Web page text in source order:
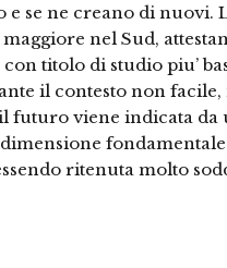
e se ne creano di nuovi.
nel Sud,
titolo di studio piu’
il contesto non facile,
futuro viene indicata da
ritenuta molto